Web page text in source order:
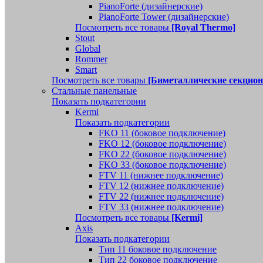
PianoForte (дизайнерские)
PianoForte Tower (дизайнерские)
Посмотреть все товары [Royal Thermo]
Stout
Global
Rommer
Smart
Посмотреть все товары [Биметаллические
Стальные панельные
Показать подкатегории
Kermi
Показать подкатегории
FKO 11 (боковое подключение)
FKO 12 (боковое подключение)
FKO 22 (боковое подключение)
FKO 33 (боковое подключение)
FTV 11 (нижнее подключение)
FTV 12 (нижнее подключение)
FTV 22 (нижнее подключение)
FTV 33 (нижнее подключение)
Посмотреть все товары [Kermi]
Axis
Показать подкатегории
Тип 11 боковое подключение
Тип 22 боковое подключение